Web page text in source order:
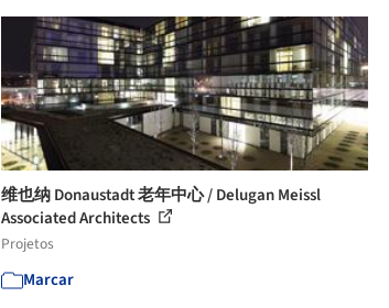
维也纳 Donaustadt 老年中心 / Delugan Meissl
Associated Architects
Projetos
Marcar